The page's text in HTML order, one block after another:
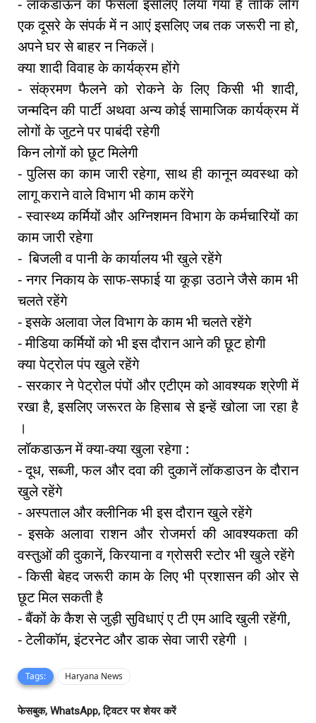
- लॉकडाऊन का फैसला इसलिए लिया गया है ताकि लोग
एक दूसरे के संपर्क में न आएं इसलिए जब तक जरूरी ना हो,
अपने घर से बाहर न निकलें।
क्या शादी विवाह के कार्यक्रम होंगे
- संक्रमण फैलने को रोकने के लिए किसी भी शादी,
जन्मदिन की पार्टी अथवा अन्य कोई सामाजिक कार्यक्रम में
लोगों के जुटने पर पाबंदी रहेगी
किन लोगों को छूट मिलेगी
- पुलिस का काम जारी रहेगा, साथ ही कानून व्यवस्था को
लागू कराने वाले विभाग भी काम करेंगे
- स्वास्थ्य कर्मियों और अग्निशमन विभाग के कर्मचारियों का
काम जारी रहेगा
- बिजली व पानी के कार्यालय भी खुले रहेंगे
- नगर निकाय के साफ-सफाई या कूड़ा उठाने जैसे काम भी
चलते रहेंगे
- इसके अलावा जेल विभाग के काम भी चलते रहेंगे
- मीडिया कर्मियों को भी इस दौरान आने की छूट होगी
क्या पेट्रोल पंप खुले रहेंगे
- सरकार ने पेट्रोल पंपों और एटीएम को आवश्यक श्रेणी में
रखा है, इसलिए जरूरत के हिसाब से इन्हें खोला जा रहा है
।
लॉकडाऊन में क्या-क्या खुला रहेगा :
- दूध, सब्जी, फल और दवा की दुकानें लॉकडाउन के दौरान
खुले रहेंगे
- अस्पताल और क्लीनिक भी इस दौरान खुले रहेंगे
- इसके अलावा राशन और रोजमर्रा की आवश्यकता की
वस्तुओं की दुकानें, किरयाना व ग्रोसरी स्टोर भी खुले रहेंगे
- किसी बेहद जरूरी काम के लिए भी प्रशासन की ओर से
छूट मिल सकती है
- बैंकों के कैश से जुड़ी सुविधाएं ए टी एम आदि खुली रहेंगी,
- टेलीकॉम, इंटरनेट और डाक सेवा जारी रहेगी ।
Tags: Haryana News
फेसबुक, WhatsApp, ट्विटर पर शेयर करें